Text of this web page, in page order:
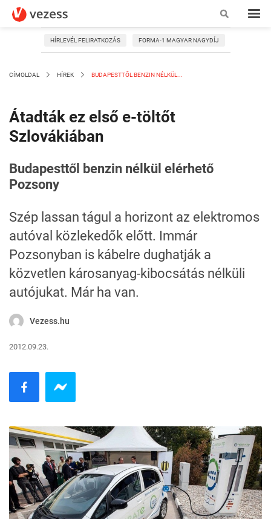
HÍRLEVÉL FELIRATKOZÁS FORMA-1 MAGYAR NAGYDÍJ
CÍMOLDAL HÍREK BUDAPESTTŐL BENZIN NÉLKÜL...
Átadták ez első e-töltőt
Szlovákiában
Budapesttől benzin nélkül elérhető
Pozsony
Szép lassan tágul a horizont az elektromos
autóval közlekedők előtt. Immár
Pozsonyban is kábelre dughatják a
közvetlen károsanyag-kibocsátás nélküli
autójukat. Már ha van.
Vezess.hu
2012.09.23.